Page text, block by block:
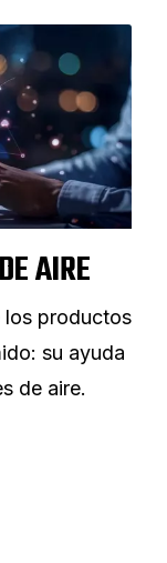
AIRE
los productos
su ayuda
de aire.